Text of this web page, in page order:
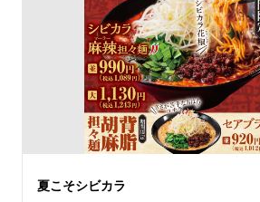
き、期間中は毎日ご利用いただけます
薄皮に包まれた野菜とお肉の旨味たっ
ューシーな餃子を、ラーメンと一緒に
ださい！
とってもお得なこの機会、ラーメン魁
ウンロードのうえ、ランチやディナー
夏こそシビカラ